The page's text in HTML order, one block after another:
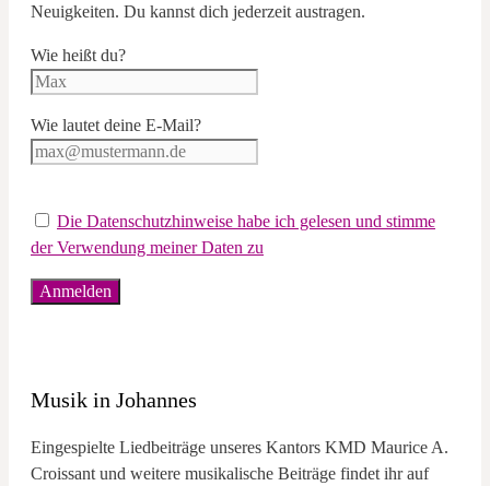
Neuigkeiten. Du kannst dich jederzeit austragen.
Wie heißt du?
Wie lautet deine E-Mail?
Die Datenschutzhinweise habe ich gelesen und stimme
der Verwendung meiner Daten zu
Musik in Johannes
Eingespielte Liedbeiträge unseres Kantors KMD Maurice A.
Croissant und weitere musikalische Beiträge findet ihr auf